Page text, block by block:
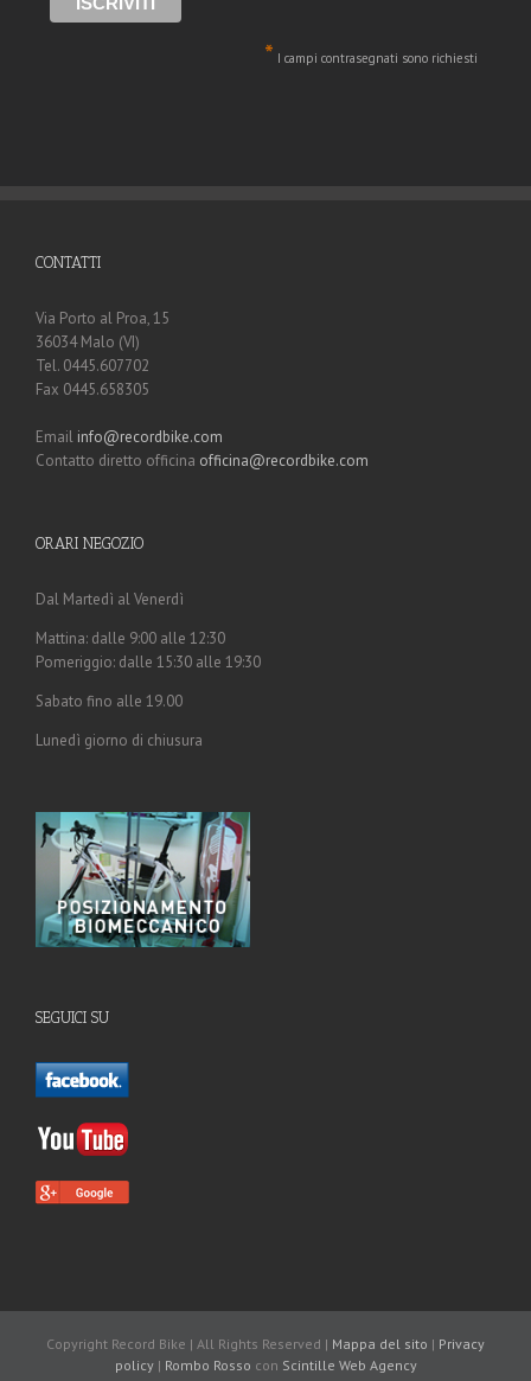
* I campi contrasegnati sono richiesti
CONTATTI
Via Porto al Proa, 15
36034 Malo (VI)
Tel. 0445.607702
Fax 0445.658305
Email info@recordbike.com
Contatto diretto officina officina@recordbike.com
ORARI NEGOZIO
Dal Martedì al Venerdì
Mattina: dalle 9:00 alle 12:30
Pomeriggio: dalle 15:30 alle 19:30
Sabato fino alle 19.00
Lunedì giorno di chiusura
SEGUICI SU
Copyright Record Bike | All Rights Reserved | Mappa del sito | Privacy
policy| Rombo Rosso con Scintille Web Agency